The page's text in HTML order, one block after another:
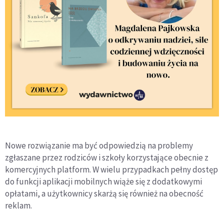
Nowe rozwiązanie ma być odpowiedzią na problemy
zgłaszane przez rodziców i szkoły korzystające obecnie z
komercyjnych platform. W wielu przypadkach pełny dostęp
do funkcji aplikacji mobilnych wiąże się z dodatkowymi
opłatami, a użytkownicy skarżą się również na obecność
reklam.